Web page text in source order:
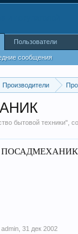
Производители
бытовой техники",
ПОСАДМЕХАНИК
admin 31 дек 2002
сообщения
Пользователи